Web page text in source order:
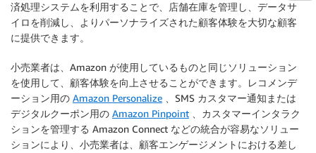
済処理システムを利用することで、店舗在庫を管理し、データサ
イロを削減し、よりパーソナライズされた顧客体験を大切な顧客
に提供できます。
小売業者は、Amazon が使用しているものと同じソリューション
を使用して、顧客体験を向上させることができます。レコメンデ
ーション用の Amazon Personalize 、SMS カスタマー通知または
デジタルクーポン用の Amazon Pinpoint 、カスタマーインタラク
ションを管理する Amazon Connect などの統合が容易なソリュー
ションにより、小売業者は、顧客エンゲージメントにおける差し